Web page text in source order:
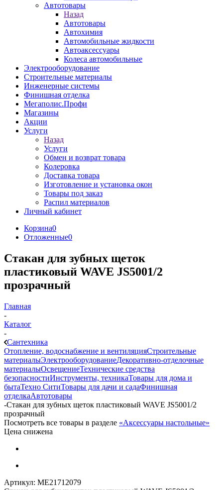
Автотовары
Назад
Автотовары
Автохимия
Автомобильные жидкости
Автоаксессуары
Колеса автомобильные
Электрооборудование
Строительные материалы
Инженерные системы
Финишная отделка
Мегаполис.Профи
Магазины
Акции
Услуги
Назад
Услуги
Обмен и возврат товара
Колеровка
Доставка товара
Изготовление и установка окон
Товары под заказ
Распил материалов
Личный кабинет
Корзина0
Отложенные0
Стакан для зубных щеток
пластиковый WAVE JS5001/2
прозрачный
Главная
-
Каталог
-
Сантехника
Отопление, водоснабжение и вентиляцияСтроительные
материалыЭлектрооборудованиеДекоративно-отделочные
материалыОсвещениеТехнические средства
безопасностиИнструменты, техникаТовары для дома и
бытаТехно СитиТовары для дачи и садаФинишная
отделкаАвтотовары
-Стакан для зубных щеток пластиковый WAVE JS5001/2
прозрачный
Посмотреть все товары в разделе «Аксессуары настольные»
Цена снижена
Артикул: МЕ21712079